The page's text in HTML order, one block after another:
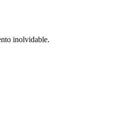
inolvidable.